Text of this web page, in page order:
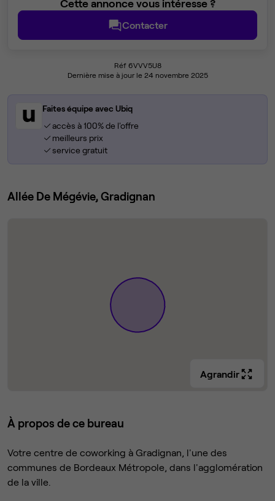
Cette annonce vous intéresse ?
Contacter
Réf 6VVV5U8
Dernière mise à jour le 24 novembre 2025
Faites équipe avec Ubiq
accès à 100% de l'offre
meilleurs prix
service gratuit
Allée De Mégévie, Gradignan
Agrandir
À propos de ce bureau
Votre centre de coworking à Gradignan, l'une des
communes de Bordeaux Métropole, dans l'agglomération
de la ville.